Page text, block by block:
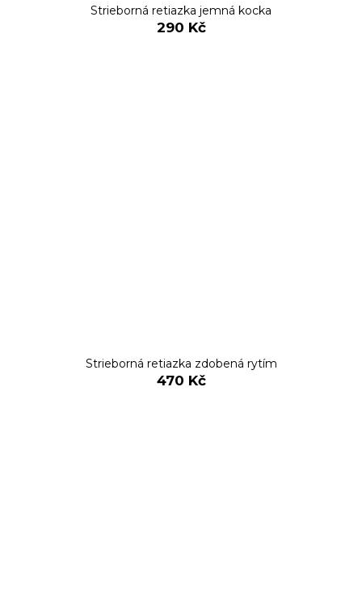
Strieborná retiazka jemná kocka
290 Kč
Strieborná retiazka zdobená rytím
470 Kč